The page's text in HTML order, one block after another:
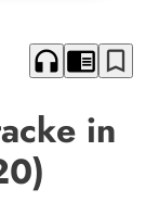
headphones chrome_reader_mode bookmark_border
in